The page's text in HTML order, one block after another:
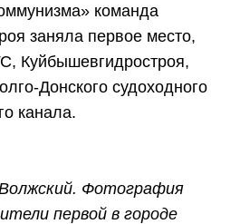
команда
заняла первое место,
Куйбышевгидростроя,
Донского судоходного
канала.
Фотография
первой в городе